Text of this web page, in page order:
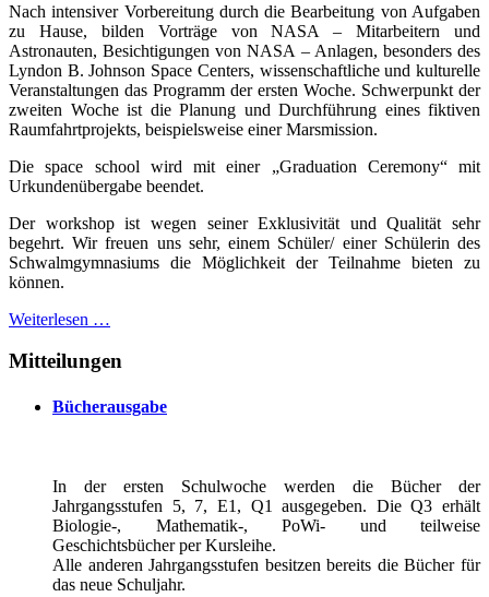
Nach intensiver Vorbereitung durch die Bearbeitung von Aufgaben
zu Hause, bilden Vorträge von NASA – Mitarbeitern und
Astronauten, Besichtigungen von NASA – Anlagen, besonders des
Lyndon B. Johnson Space Centers, wissenschaftliche und kulturelle
Veranstaltungen das Programm der ersten Woche. Schwerpunkt der
zweiten Woche ist die Planung und Durchführung eines fiktiven
Raumfahrtprojekts, beispielsweise einer Marsmission.
Die space school wird mit einer „Graduation Ceremony“ mit
Urkunden­übergabe beendet.
Der workshop ist wegen seiner Exklusivität und Qualität sehr
begehrt. Wir freuen uns sehr, einem Schüler/ einer Schülerin des
Schwalmgymnasiums die Möglichkeit der Teilnahme bieten zu
können.
Weiterlesen …
Mitteilungen
Bücherausgabe
In der ersten Schulwoche werden die Bücher der
Jahrgangsstufen 5, 7, E1, Q1 ausgegeben. Die Q3 erhält
Biologie-, Mathematik-, PoWi- und teilweise
Geschichtsbücher per Kursleihe.
Alle anderen Jahrgangsstufen besitzen bereits die Bücher für
das neue Schuljahr.